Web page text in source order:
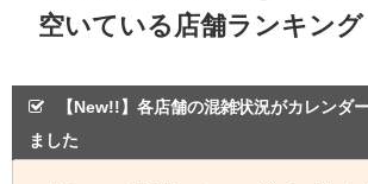
空いている店舗ランキング
【New!!】各店舗の混雑状況がカレンダ
ました